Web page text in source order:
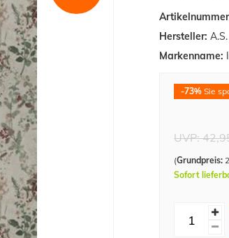
Hersteller:
Markenname:
-73% Sie
UVP:
(Grundpreis:
Sofort